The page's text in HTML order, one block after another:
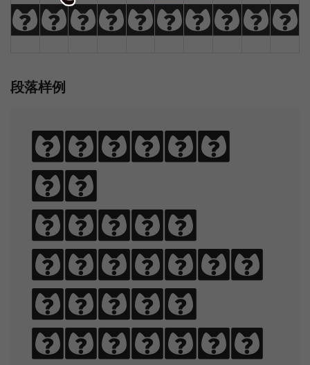
:;"'<>,./\
段落样例
Sphinx
of
black
quartz,
judge
my vow.